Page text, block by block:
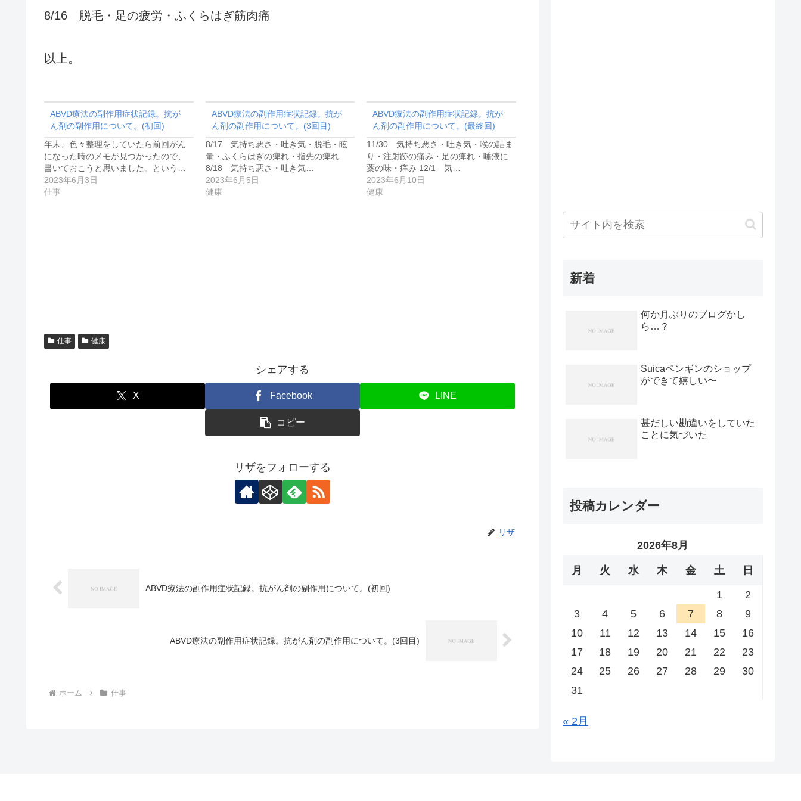
8/16 脱毛・足の疲労・ふくらはぎ筋肉痛
以上。
ABVD療法の副作用症状記録。抗が
ん剤の副作用について。(初回)
年末、色々整理をしていたら前回がん
になった時のメモが見つかったので、
書いておこうと思いました。という…
2023年6月3日
仕事
ABVD療法の副作用症状記録。抗が
ん剤の副作用について。(3回目)
8/17 気持ち悪さ・吐き気・脱毛・眩
暈・ふくらはぎの痺れ・指先の痺れ
8/18 気持ち悪さ・吐き気…
2023年6月5日
健康
ABVD療法の副作用症状記録。抗が
ん剤の副作用について。(最終回)
11/30 気持ち悪さ・吐き気・喉の詰ま
り・注射跡の痛み・足の痺れ・唾液に
薬の味・痒み 12/1 気…
2023年6月10日
健康
仕事 健康
シェアする
X Facebook LINE
コピー
リザをフォローする
リザ
ABVD療法の副作用症状記録。抗がん剤の副作用について。(初回)
ABVD療法の副作用症状記録。抗がん剤の副作用について。(3回目)
ホーム 仕事
新着
何か月ぶりのブログかし
ら…？
Suicaペンギンのショップ
ができて嬉しい〜
甚だしい勘違いをしていた
ことに気づいた
投稿カレンダー
2026年8月
月 火 水 木 金 土 日
1
2
3
4 5 6 7 8
9
10
11 12 13 14 15
16
17
18 19 20 21 22
23
24
25 26 27 28 29
30
31
« 2月